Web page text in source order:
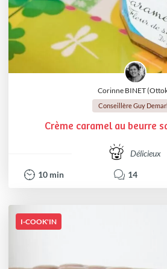
Corinne BINET
Conseillère Guy
Crème caramel au beurre
Délicieux
10 min 14
I-COOK'IN